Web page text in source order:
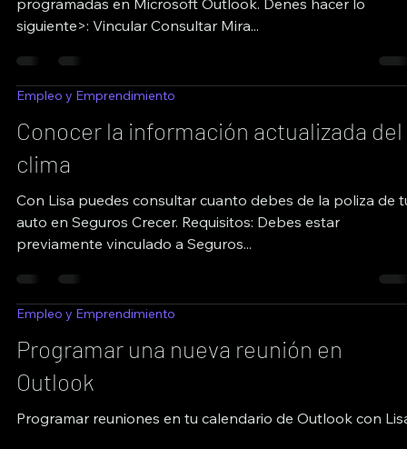
programadas en Microsoft Outlook. Denes hacer lo
siguiente>: Vincular Consultar Mira...
Empleo y Emprendimiento
Conocer la información actualizada del
clima
Con Lisa puedes consultar cuanto debes de la poliza de
auto en Seguros Crecer. Requisitos: Debes estar
previamente vinculado a Seguros...
Empleo y Emprendimiento
Programar una nueva reunión en
Outlook
Programar reuniones en tu calendario de Outlook con